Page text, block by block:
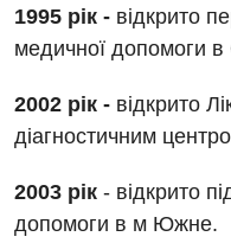
Терапевтичне
Травматологічне
Травматологія і
Урологічне відділення
1995 рік - відкрито
медичної допомоги
2002 рік - відкрито
діагностичним
2003 рік - відкрито
допомоги в м Южне.